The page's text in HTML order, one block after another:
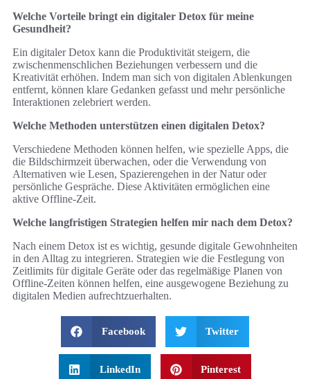
Welche Vorteile bringt ein digitaler Detox für meine
Gesundheit?
Ein digitaler Detox kann die Produktivität steigern, die
zwischenmenschlichen Beziehungen verbessern und die
Kreativität erhöhen. Indem man sich von digitalen Ablenkungen
entfernt, können klare Gedanken gefasst und mehr persönliche
Interaktionen zelebriert werden.
Welche Methoden unterstützen einen digitalen Detox?
Verschiedene Methoden können helfen, wie spezielle Apps, die
die Bildschirmzeit überwachen, oder die Verwendung von
Alternativen wie Lesen, Spazierengehen in der Natur oder
persönliche Gespräche. Diese Aktivitäten ermöglichen eine
aktive Offline-Zeit.
Welche langfristigen Strategien helfen mir nach dem Detox?
Nach einem Detox ist es wichtig, gesunde digitale Gewohnheiten
in den Alltag zu integrieren. Strategien wie die Festlegung von
Zeitlimits für digitale Geräte oder das regelmäßige Planen von
Offline-Zeiten können helfen, eine ausgewogene Beziehung zu
digitalen Medien aufrechtzuerhalten.
Facebook Twitter
LinkedIn Pinterest